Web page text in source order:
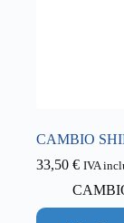
CAMBIO
33,50 € IVA